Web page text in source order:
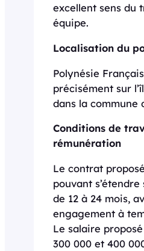
excellent sens du
équipe.
Localisation du
Polynésie
précisément sur
dans la commune
Conditions de
rémunération
Le contrat
pouvant
de 12 à 24 mois,
engagement à
Le salaire
300 000 et 400